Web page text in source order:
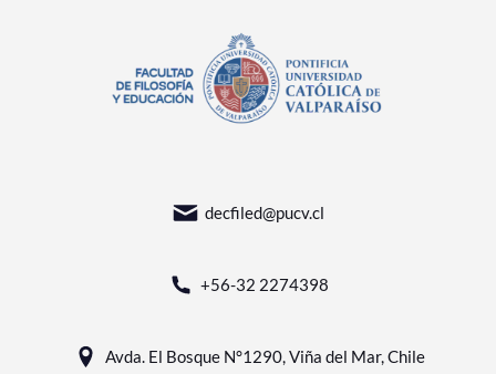
decfiled@pucv.cl
+56-32 2274398
Avda. El Bosque N°1290, Viña del Mar, Chile